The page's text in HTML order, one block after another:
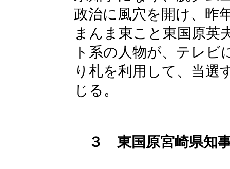
政治に風穴を開け、昨
まんま東こと東国原英
ト系の人物が、テレビ
り札を利用して、当選
じる。
３ 東国原宮崎県知